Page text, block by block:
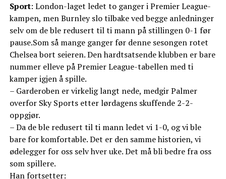
Sport: London-laget ledet to ganger i Premier League-
kampen, men Burnley slo tilbake ved begge anledninger
selv om de ble redusert til ti mann på stillingen 0-1 før
pause.Som så mange ganger før denne sesongen rotet
Chelsea bort seieren. Den hardtsatsende klubben er bare
nummer elleve på Premier League-tabellen med ti
kamper igjen å spille.
– Garderoben er virkelig langt nede, medgir Palmer
overfor Sky Sports etter lørdagens skuffende 2-2-
oppgjør.
– Da de ble redusert til ti mann ledet vi 1-0, og vi ble
bare for komfortable. Det er den samme historien, vi
ødelegger for oss selv hver uke. Det må bli bedre fra oss
som spillere.
Han fortsetter: